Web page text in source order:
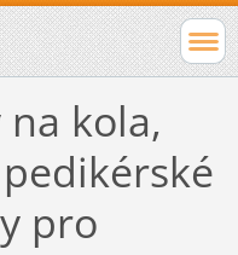
kola,
pro